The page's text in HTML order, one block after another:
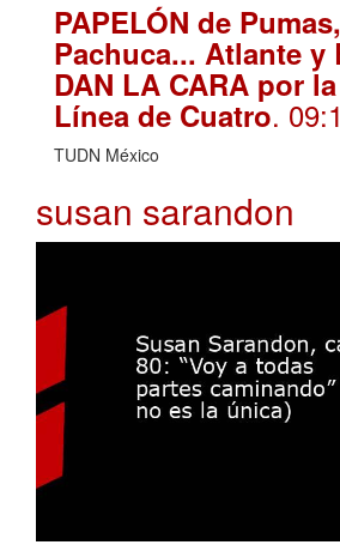
PAPELÓN de
Pachuca... Atlante y
DAN LA CARA por
Línea de Cuatro.
TUDN México
susan sarandon